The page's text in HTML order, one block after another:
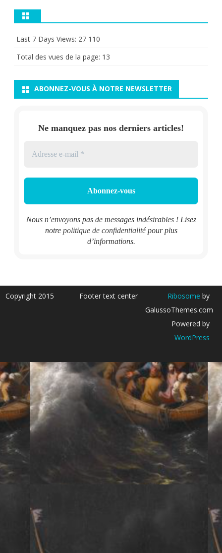
Last 7 Days Views: 27 110
Total des vues de la page: 13
ABONNEZ-VOUS À NOTRE NEWSLETTER
Ne manquez pas nos derniers articles!
Nous n’envoyons pas de messages indésirables ! Lisez
notre politique de confidentialitépour plus
d’informations.
Copyright 2015 Footer text center Ribosome by
GalussoThemes.com
Powered by
WordPress